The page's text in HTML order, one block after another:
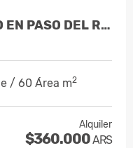
ALQUILO DEPARTAMENTO EN PASO DEL REY…
/ 60 Área m2
Alquiler
$360.000ARS